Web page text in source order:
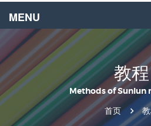
教程
Methods of Sunlun
首页